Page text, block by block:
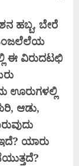
ಹಬ್ಬ, ಬೇರೆ
ಎಂಜಲೆಲೆಯ
ಈ ವಿರುದಟಛಿ
ಊರುಗಳಲ್ಲಿ
ಆಡು,
ಯಾರು